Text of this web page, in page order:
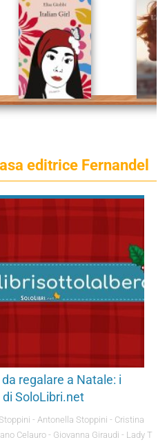
editrice Fernandel
regalare a Natale: i
SoloLibri.net
- Antonella Stoppini - Cristina
Celauro - Giovanna Giraudi - Lady T